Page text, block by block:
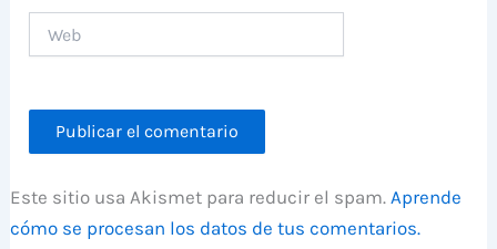
Este sitio usa Akismet para reducir el spam.Aprende
cómo se procesan los datos de tus comentarios.